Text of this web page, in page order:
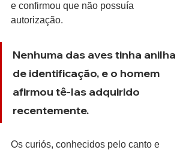
e confirmou que não possuía
autorização.
Nenhuma das aves tinha anilha
de identificação, e o homem
afirmou tê-las adquirido
recentemente.
Os curiós, conhecidos pelo canto e